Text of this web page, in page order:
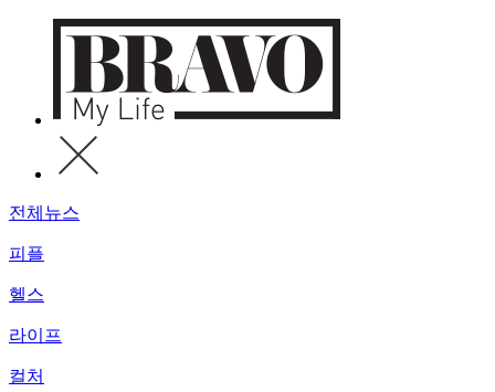
전체뉴스
피플
헬스
라이프
컬처